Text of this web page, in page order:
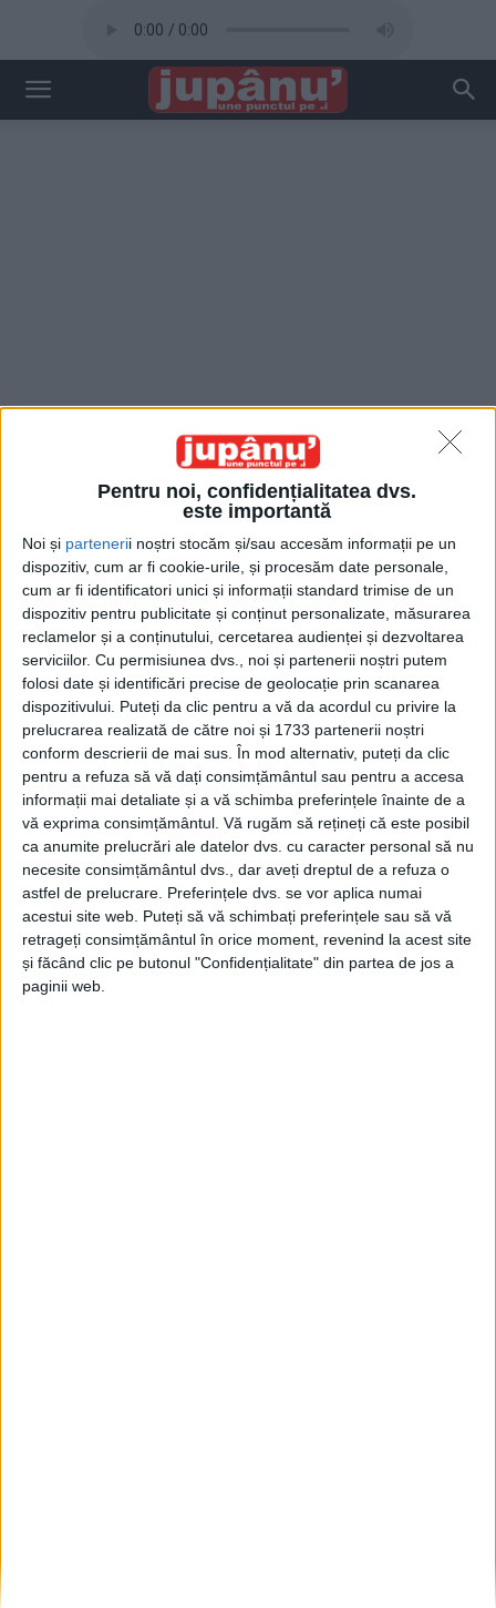
Pentru noi, confidențialitatea dvs.
este importantă
Noi și partenerii noștri stocăm și/sau accesăm informații pe un
dispozitiv, cum ar fi cookie-urile, și procesăm date personale,
cum ar fi identificatori unici și informații standard trimise de un
dispozitiv pentru publicitate și conținut personalizate, măsurarea
reclamelor și a conținutului, cercetarea audienței și dezvoltarea
serviciilor. Cu permisiunea dvs., noi și partenerii noștri putem
folosi date și identificări precise de geolocație prin scanarea
dispozitivului. Puteți da clic pentru a vă da acordul cu privire la
prelucrarea realizată de către noi și 1733 partenerii noștri
conform descrierii de mai sus. În mod alternativ, puteți da clic
pentru a refuza să vă dați consimțământul sau pentru a accesa
informații mai detaliate și a vă schimba preferințele înainte de a
vă exprima consimțământul. Vă rugăm să rețineți că este posibil
ca anumite prelucrări ale datelor dvs. cu caracter personal să nu
necesite consimțământul dvs., dar aveți dreptul de a refuza o
astfel de prelucrare. Preferințele dvs. se vor aplica numai
acestui site web. Puteți să vă schimbați preferințele sau să vă
retrageți consimțământul în orice moment, revenind la acest site
și făcând clic pe butonul "Confidențialitate" din partea de jos a
paginii web.
Acasă Etichete Luptă inegală
Etichetă: luptă inegală
Lupta inegală dintre cașcavalul de